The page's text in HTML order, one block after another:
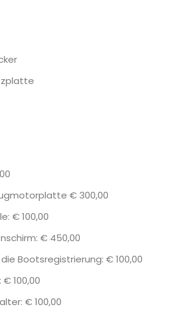
€ 300,00
€ 100,00
€ 450,00
Bootsregistrierung: € 100,00
100,00
€ 100,00